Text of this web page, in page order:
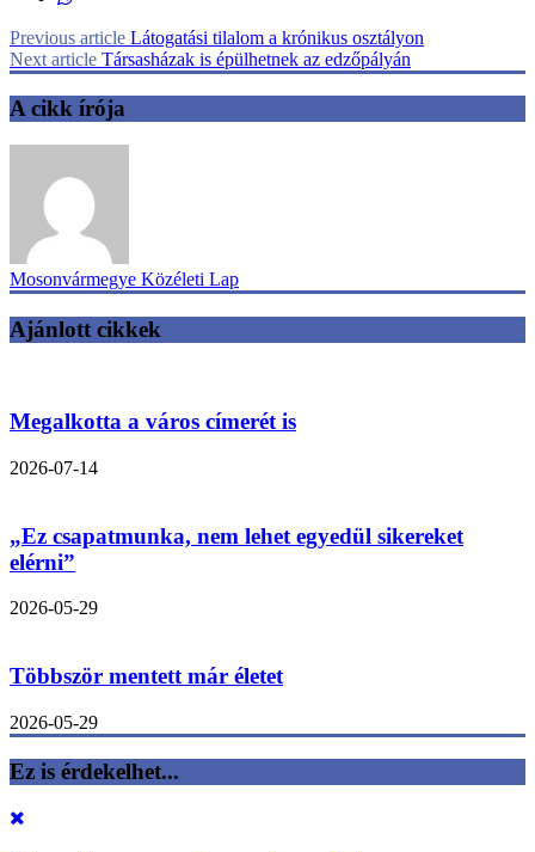
Previous article Látogatási tilalom a krónikus osztályon
Next article Társasházak is épülhetnek az edzőpályán
A cikk írója
Mosonvármegye Közéleti Lap
Ajánlott cikkek
Megalkotta a város címerét is
2026-07-14
„Ez csapatmunka, nem lehet egyedül sikereket
elérni”
2026-05-29
Többször mentett már életet
2026-05-29
Ez is érdekelhet...